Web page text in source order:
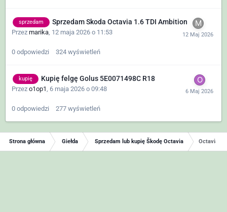
sprzedam Sprzedam Skoda Octavia 1.6 TDI Ambition
Przez marika, 12 maja 2026 o 11:53
0 odpowiedzi 324 wyświetleń
kupię Kupię felgę Golus 5E0071498C R18
Przez o1op1, 6 maja 2026 o 09:48
0 odpowiedzi 277 wyświetleń
Strona główna Giełda Sprzedam lub kupię Škodę Octavia Octavia III